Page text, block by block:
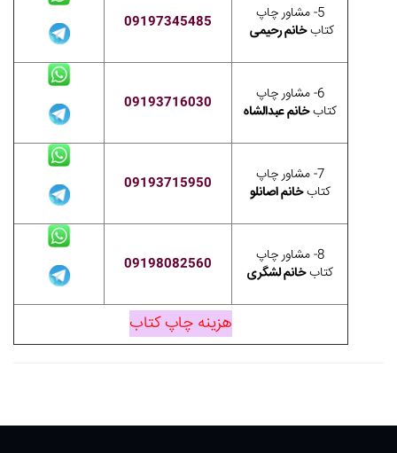
5- مشاور چاپ
کتابخانم رحیمی 09197345485
6- مشاور چاپ
کتابخانم عبدالشاه 09193716030
7- مشاور چاپ
کتابخانم اصانلو 09193715950
8- مشاور چاپ
کتابخانم لشگری 09198082560
هزینه چاپ کتاب